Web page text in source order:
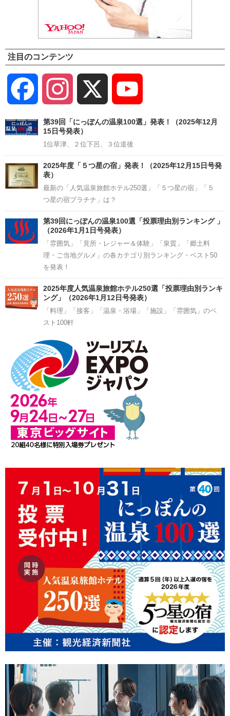
注目のコンテンツ
Facebook Instagram
Channel
第39回「にっぽんの温泉100選」発表！（2025年12月
15日号発表）
1位草津、２位下呂、３位道後
2025年度「５つ星の宿」発表！（2025年12月15日号発
表）
最新の「人気温泉旅館ホテル250選」「５つ星の宿」「５
つ星の宿プラチナ」は？
第39回にっぽんの温泉100選「投票理由別ランキング 」
（2026年1月1日号発表）
「雰囲気」「見所・レジャー＆体験」「泉質」「郷土料
理・ご当地グルメ」の各カテゴリ別ランキング・ベスト50
を発表！
2025年度人気温泉旅館ホテル250選「投票理由別ランキ
ング」（2026年1月12日号発表）
「料理」「接客」「温泉・浴場」「施設」「雰囲気」のベ
スト100軒